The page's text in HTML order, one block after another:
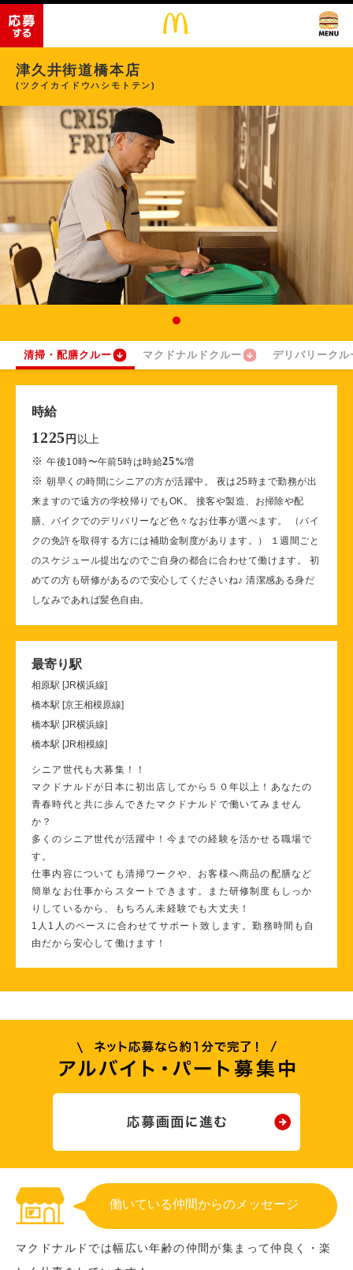
津久井街道橋本店
(ツクイカイドウハシモトテン)
清掃・配膳クルー マクドナルドクルー デリバリークル
時給
1225 円 以上
※午後10時〜午前5時は時給25%増
※朝早くの時間にシニアの方が活躍中。 夜は25時まで勤務が出
来ますので遠方の学校帰りでもOK。 接客や製造、お掃除や配
膳、バイクでのデリバリーなど色々なお仕事が選べます。 （バイ
クの免許を取得する方には補助金制度があります。） １週間ごと
のスケジュール提出なのでご自身の都合に合わせて働けます。 初
めての方も研修があるので安心してくださいね♪ 清潔感ある身だ
しなみであれば髪色自由。
最寄り駅
相原駅 [JR横浜線]
橋本駅 [京王相模原線]
橋本駅 [JR横浜線]
橋本駅 [JR相模線]
シニア世代も大募集！！
マクドナルドが日本に初出店してから５０年以上！あなたの
青春時代と共に歩んできたマクドナルドで働いてみません
か？
多くのシニア世代が活躍中！今までの経験を活かせる職場で
す。
仕事内容についても清掃ワークや、お客様へ商品の配膳など
簡単なお仕事からスタートできます。また研修制度もしっか
りしているから、もちろん未経験でも大丈夫！
1人1人のペースに合わせてサポート致します。勤務時間も自
由だから安心して働けます！
働いている仲間からのメッセージ
マクドナルドでは幅広い年齢の仲間が集まって仲良く・楽